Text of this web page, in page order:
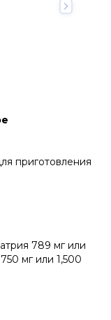
приготовления
789 мг или
мг или 1,500